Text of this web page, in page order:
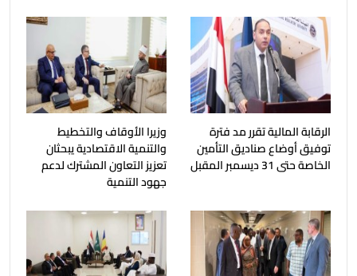
الرقابة المالية تقرر مد فترة
توفيق أوضاع صناديق التأمين
الخاصة حتى 31 ديسمبر المقبل
وزيرا الأوقاف والتخطيط
والتنمية الاقتصادية يبحثان
تعزيز التعاون المشترك لدعم
جهود التنمية